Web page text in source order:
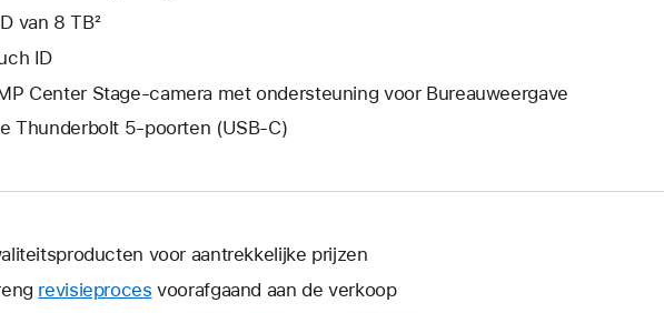
van 8 TB²
ID
Center Stage-camera met ondersteuning voor Bureauweergave
Thunderbolt 5-poorten (USB‑C)
voor aantrekkelijke prijzen
revisieproces voorafgaand aan de verkoop